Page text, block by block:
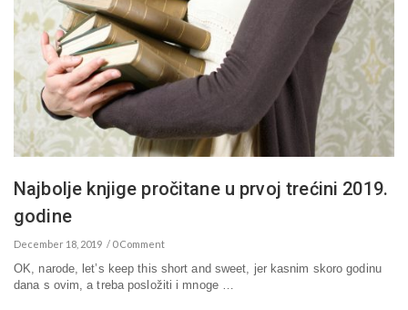
Najbolje knjige pročitane u prvoj trećini 2019.
godine
December 18, 2019 0 Comment
OK, narode, let’s keep this short and sweet, jer kasnim skoro godinu
dana s ovim, a treba posložiti i mnoge …